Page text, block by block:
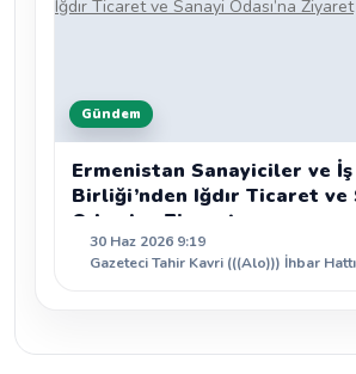
Gündem
Ermenistan Sanayiciler ve İş
Birliği’nden Iğdır Ticaret ve
Odası’na Ziyaret
30 Haz 2026 9:19
Gazeteci Tahir Kavri (((Alo))) İhbar Hattı